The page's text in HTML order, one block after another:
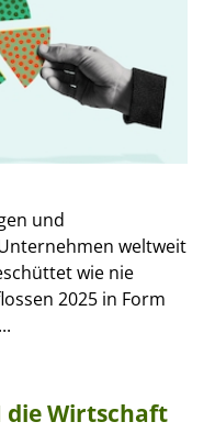
und
weltweit
wie nie
2025 in Form
die Wirtschaft